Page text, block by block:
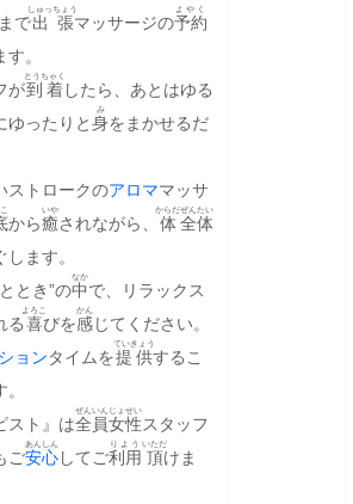
まで出張
しゅっちょう
マッサージの予約
よやく
。
が到着
とうちゃく
したら、あとはゆる
ゆったりと身
み
をまかせるだ
ストロークのアロママッサ
から癒
いや
されながら、 体
からだ
全体
ぜんたい
ます。
とき”の中
なか
で、リラックス
る喜
よろこ
びを感
かん
じてください。
ョンタイムを提供
ていきょう
するこ
スト』は全員
ぜんいん
女性
じょせい
スタッフ
ご安心
あんしん
してご利用
りよう
頂
いただ
けま